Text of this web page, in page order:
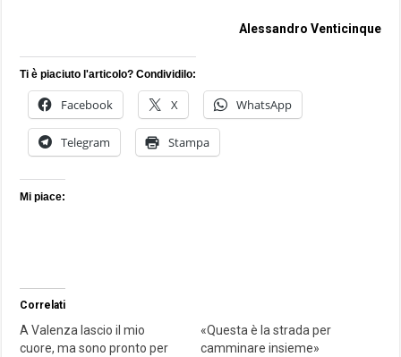
Alessandro Venticinque
Ti è piaciuto l'articolo? Condividilo:
Facebook X WhatsApp
Telegram Stampa
Mi piace:
Correlati
A Valenza lascio il mio
cuore, ma sono pronto per
«Questa è la strada per
camminare insieme»